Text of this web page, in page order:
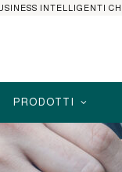
PRODOTTI